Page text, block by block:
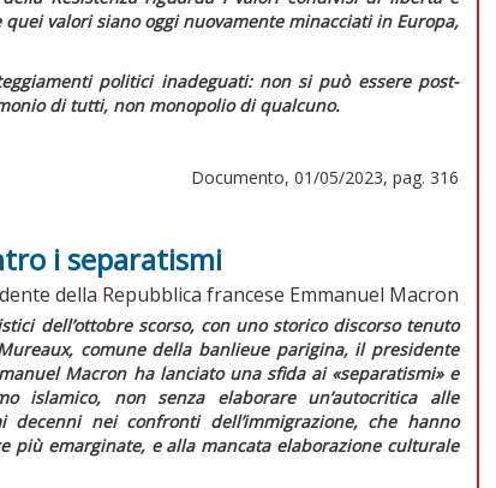
valori siano oggi nuovamente minacciati in Europa,
politici inadeguati: non si può essere post-
di tutti, non monopolio di qualcuno.
Documento, 01/05/2023, pag. 316
i separatismi
della Repubblica francese Emmanuel Macron
dell’ottobre scorso, con uno storico discorso tenuto
comune della banlieue parigina, il presidente
Macron ha lanciato una sfida ai «separatismi»e
islamico, non senza elaborare un’autocritica alle
nei confronti dell’immigrazione, che hanno
più emarginate, e alla mancata elaborazione culturale